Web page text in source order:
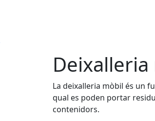
La deixalleria mòbil és un
qual es poden portar
contenidors.